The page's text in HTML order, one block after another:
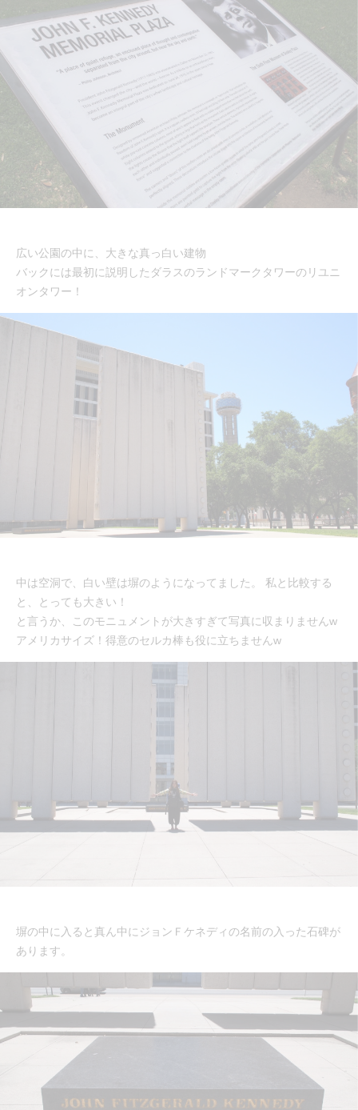
広い公園の中に、大きな真っ白い建物
バックには最初に説明したダラスのランドマークタワーのリユニ
オンタワー！
中は空洞で、白い壁は塀のようになってました。 私と比較する
と、とっても大きい！
と言うか、このモニュメントが大きすぎて写真に収まりませんw
アメリカサイズ！得意のセルカ棒も役に立ちませんw
塀の中に入ると真ん中にジョンＦケネディの名前の入った石碑が
あります。